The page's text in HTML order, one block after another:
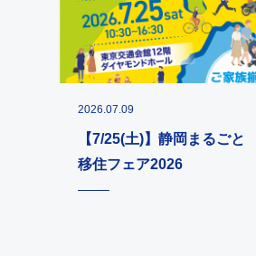
2026.07.09
【7/25(土)】静岡まるごと
移住フェア2026